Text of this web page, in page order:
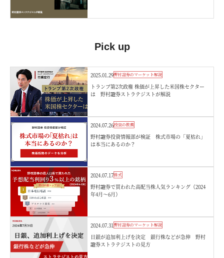
Pick up
2025.01.29野村證券のマーケット解説
トランプ第2次政権 株価が上昇した米国株セクター
は 野村證券ストラテジストが解説
2024.07.26投資の教養
野村證券投資情報部が検証 株式市場の「夏枯れ」
は本当にあるのか？
2024.07.17株式
野村證券で買われた高配当株人気ランキング（2024
年4月～6月）
2024.07.31 野村證券のマーケット解説
日銀が追加利上げを決定 銀行株などが急伸 野村
證券ストラテジストの見方